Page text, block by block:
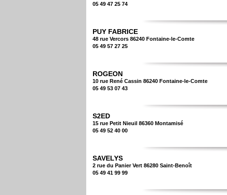
05 49 47 25 74
PUY FABRICE
48 rue Vercors 86240 Fontaine-le-Comte
05 49 57 27 25
ROGEON
10 rue René Cassin 86240 Fontaine-le-Comte
05 49 53 07 43
S2ED
15 rue Petit Nieuil 86360 Montamisé
05 49 52 40 00
SAVELYS
2 rue du Panier Vert 86280 Saint-Benoît
05 49 41 99 99